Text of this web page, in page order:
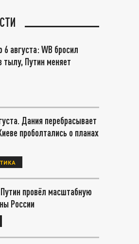
6 августа: WB бросил
Путин меняет
Дания перебрасывает
проболтались о планах
провёл масштабную
России